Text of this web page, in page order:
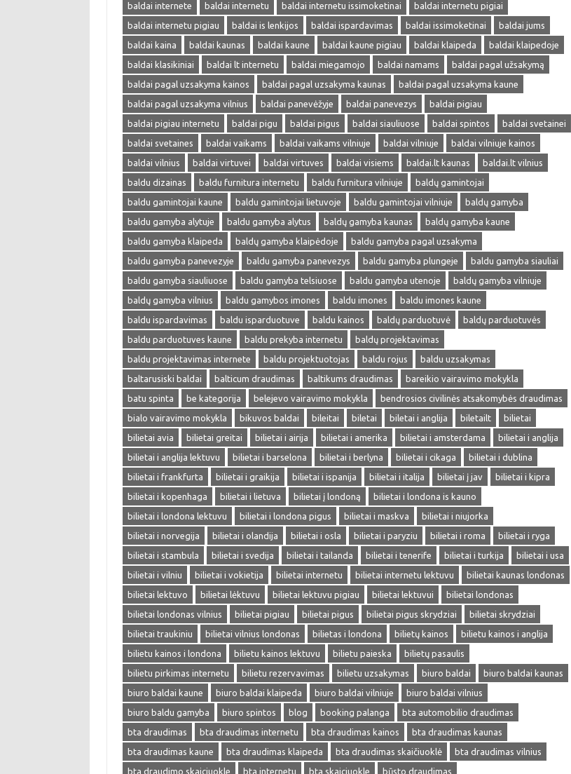
baldai internete
baldai internetu baldai internetu issimoketinai
baldai internetu pigiai
baldai internetu pigiau
baldai is lenkijos baldai ispardavimas baldai issimoketinai
baldai jums
baldai kaina
baldai kaunas baldai kaune baldai kaune pigiau baldai klaipeda
baldai klaipedoje
baldai klasikiniai
baldai lt internetu baldai miegamojo baldai namams
baldai pagal užsakymą
baldai pagal uzsakyma kainos
baldai pagal uzsakyma kaunas
baldai pagal uzsakyma kaune
baldai pagal uzsakyma vilnius
baldai panevėžyje baldai panevezys
baldai pigiau
baldai pigiau internetu
baldai pigu baldai pigus baldai siauliuose baldai spintos
baldai svetainei
baldai svetaines
baldai vaikams baldai vaikams vilniuje baldai vilniuje
baldai vilniuje kainos
baldai vilnius
baldai virtuvei baldai virtuves baldai visiems baldai.lt kaunas
baldai.lt vilnius
baldu dizainas
baldu furnitura internetu baldu furnitura vilniuje
baldų gamintojai
baldu gamintojai kaune
baldu gamintojai lietuvoje baldu gamintojai vilniuje
baldų gamyba
baldu gamyba alytuje
baldu gamyba alytus baldų gamyba kaunas
baldų gamyba kaune
baldu gamyba klaipeda
baldų gamyba klaipėdoje
baldu gamyba pagal uzsakyma
baldu gamyba panevezyje
baldu gamyba panevezys baldu gamyba plungeje
baldu gamyba siauliai
baldu gamyba siauliuose
baldu gamyba telsiuose baldu gamyba utenoje
baldų gamyba vilniuje
baldų gamyba vilnius
baldu gamybos imones baldu imones
baldu imones kaune
baldu ispardavimas
baldu isparduotuve baldu kainos baldų parduotuvė
baldų parduotuvės
baldu parduotuves kaune
baldu prekyba internetu
baldų projektavimas
baldu projektavimas internete
baldu projektuotojas baldu rojus
baldu uzsakymas
baltarusiski baldai
balticum draudimas baltikums draudimas
bareikio vairavimo mokykla
batu spinta
be kategorija belejevo vairavimo mokykla
bendrosios civilinės atsakomybės draudimas
bialo vairavimo mokykla
bikuvos baldai bileitai biletai biletai i anglija biletailt
bilietai
bilietai avia
bilietai greitai bilietai i airija bilietai i amerika bilietai i amsterdama
bilietai i anglija
bilietai i anglija lektuvu
bilietai i barselona bilietai i berlyna bilietai i cikaga
bilietai i dublina
bilietai i frankfurta
bilietai i graikija bilietai i ispanija bilietai i italija bilietai į jav
bilietai i kipra
bilietai i kopenhaga
bilietai i lietuva bilietai į londoną
bilietai i londona is kauno
bilietai i londona lektuvu
bilietai i londona pigus bilietai i maskva
bilietai i niujorka
bilietai i norvegija
bilietai i olandija bilietai i osla bilietai i paryziu bilietai i roma
bilietai i ryga
bilietai i stambula
bilietai i svedija bilietai i tailanda bilietai i tenerife bilietai i turkija
bilietai i usa
bilietai i vilniu
bilietai i vokietija bilietai internetu bilietai internetu lektuvu
bilietai kaunas londonas
bilietai lektuvo
bilietai lėktuvu bilietai lektuvu pigiau bilietai lektuvui
bilietai londonas
bilietai londonas vilnius
bilietai pigiau bilietai pigus bilietai pigus skrydziai
bilietai skrydziai
bilietai traukiniu
bilietai vilnius londonas bilietas i londona bilietų kainos
bilietu kainos i anglija
bilietu kainos i londona
bilietu kainos lektuvu bilietu paieska
bilietų pasaulis
bilietu pirkimas internetu
bilietu rezervavimas bilietu uzsakymas biuro baldai
biuro baldai kaunas
biuro baldai kaune
biuro baldai klaipeda biuro baldai vilniuje
biuro baldai vilnius
biuro baldu gamyba
biuro spintos blog booking palanga
bta automobilio draudimas
bta draudimas
bta draudimas internetu bta draudimas kainos
bta draudimas kaunas
bta draudimas kaune
bta draudimas klaipeda bta draudimas skaičiuoklė
bta draudimas vilnius
bta draudimo skaiciuokle
bta internetu bta skaiciuokle būsto draudimas